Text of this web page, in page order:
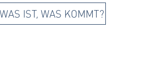
IST, WAS KOMMT?